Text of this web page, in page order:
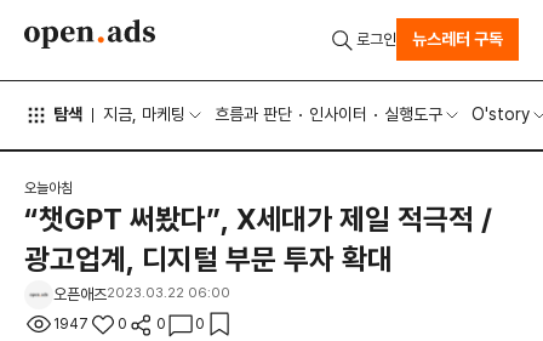
탐색 지금, 마케팅 흐름과 판단 인사이터 실행도구 O'story
로그인 뉴스레터 구독
오늘아침
“챗GPT 써봤다”, X세대가 제일 적극적 /
광고업계, 디지털 부문 투자 확대
오픈애즈2023.03.22 06:00
1947 0 0 0